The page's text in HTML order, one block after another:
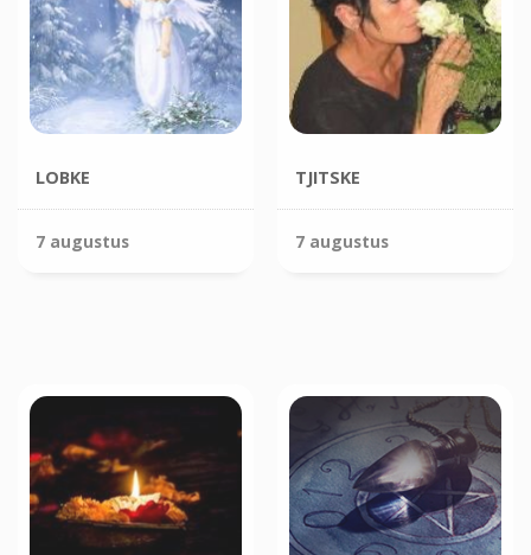
LOBKE
7 augustus
TJITSKE
7 augustus